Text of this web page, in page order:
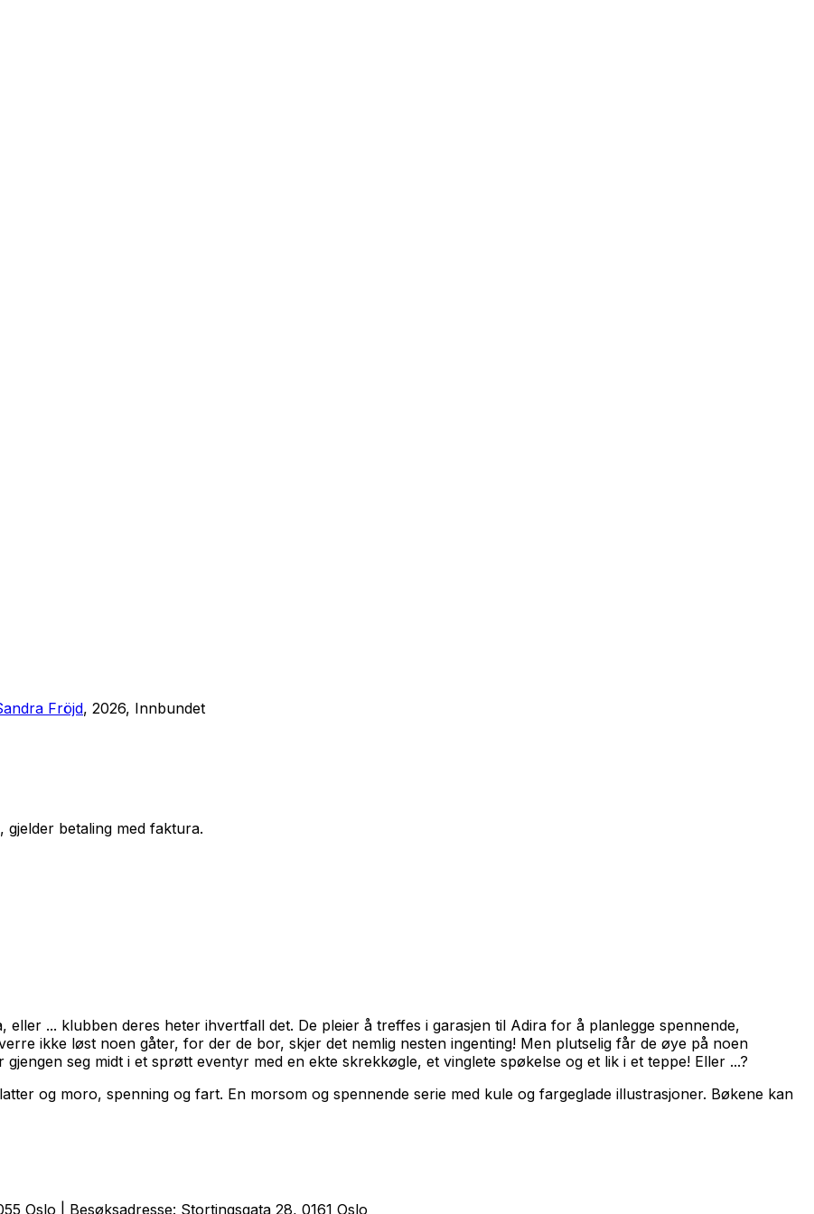
Fröjd, 2026, Innbundet
betaling med faktura.
eller ... klubben deres heter ihvertfall det. De pleier å treffes i garasjen til Adira for å planlegge spennende,
ikke løst noen gåter, for der de bor, skjer det nemlig nesten ingenting! Men plutselig får de øye på noen
seg midt i et sprøtt eventyr med en ekte skrekkøgle, et vinglete spøkelse og et lik i et teppe! Eller ...?
og moro, spenning og fart. En morsom og spennende serie med kule og fargeglade illustrasjoner. Bøkene kan
Oslo | Besøksadresse: Stortingsgata 28, 0161 Oslo